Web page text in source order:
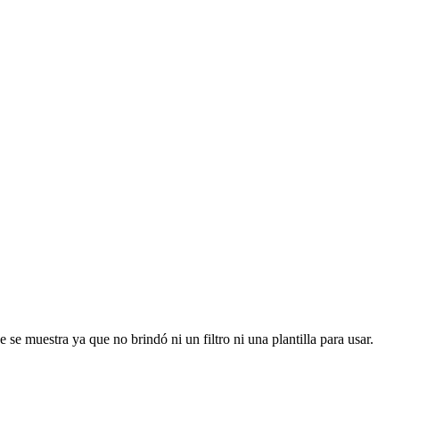
se muestra ya que no brindó ni un filtro ni una plantilla para usar.